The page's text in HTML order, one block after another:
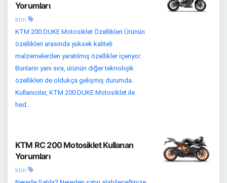
Yorumları
ktm
KTM 200 DUKE Motosiklet Özellikleri Ürünün
özellikleri arasında yüksek kaliteli
malzemelerden yaratılmış özellikler içeriyor.
Bunların yanı sıra, ürünün diğer teknolojik
özellikleri de oldukça gelişmiş durumda.
Kullanıcılar, KTM 200 DUKE Motosiklet ile
hed...
KTM RC 200 Motosiklet Kullanan
Yorumları
ktm